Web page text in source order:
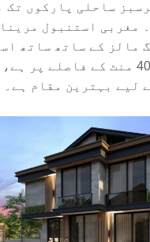
ساحلی پارکوں تک
مغربی استنبول
مالز کے ساتھ ساتھ
ایئرپورٹ صرف 40 منٹ کے فاصلے
لیے بہترین مقام ہے۔